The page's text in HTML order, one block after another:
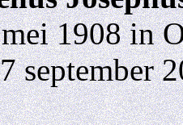
1908 in
september